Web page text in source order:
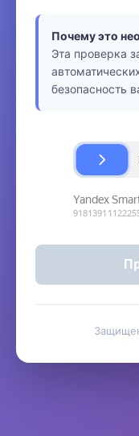
Почему это
Эта проверка
безопасность